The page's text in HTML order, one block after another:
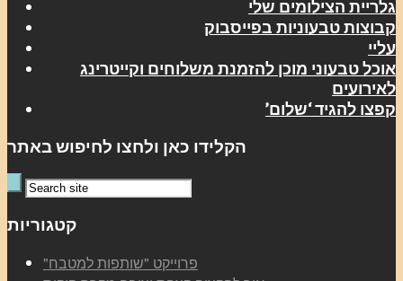
גלריית הצילומים שלי
קבוצות טבעוניות בפייסבוק
עליי
אוכל טבעוני מוכן להזמנת משלוחים וקייטרינג
לאירועים
קפצו להגיד ‘שלום’
הקלידו כאן ולחצו לחיפוש באתר
קטגוריות
"פרוייקט "שותפות למטבח